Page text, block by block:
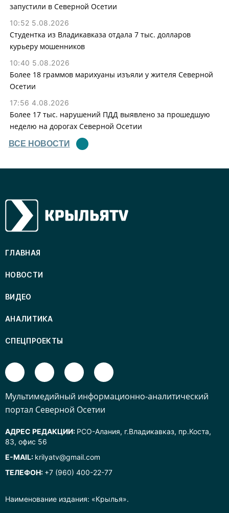
запустили в Северной Осетии
10:52 5.08.2026
Студентка из Владикавказа отдала 7 тыс. долларов
курьеру мошенников
10:40 5.08.2026
Более 18 граммов марихуаны изъяли у жителя Северной
Осетии
17:56 4.08.2026
Более 17 тыс. нарушений ПДД выявлено за прошедшую
неделю на дорогах Северной Осетии
ВСЕ НОВОСТИ
Наименование издания: «Крылья».
ГЛАВНАЯ
НОВОСТИ
ВИДЕО
АНАЛИТИКА
СПЕЦПРОЕКТЫ
Mультимедийный информационно-аналитический
портал Северной Осетии
АДРЕС РЕДАКЦИИ: РСО-Алания, г.Владикавказ, пр.Коста,
83, офис 56
E-MAIL: krilyatv@gmail.com
ТЕЛЕФОН: +7 (960) 400-22-77